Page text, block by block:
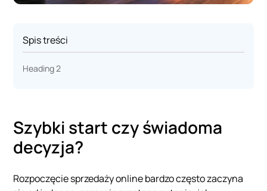
Spis treści
Heading 2
Szybki start czy świadoma
decyzja?
Rozpoczęcie sprzedaży online bardzo często zaczyna